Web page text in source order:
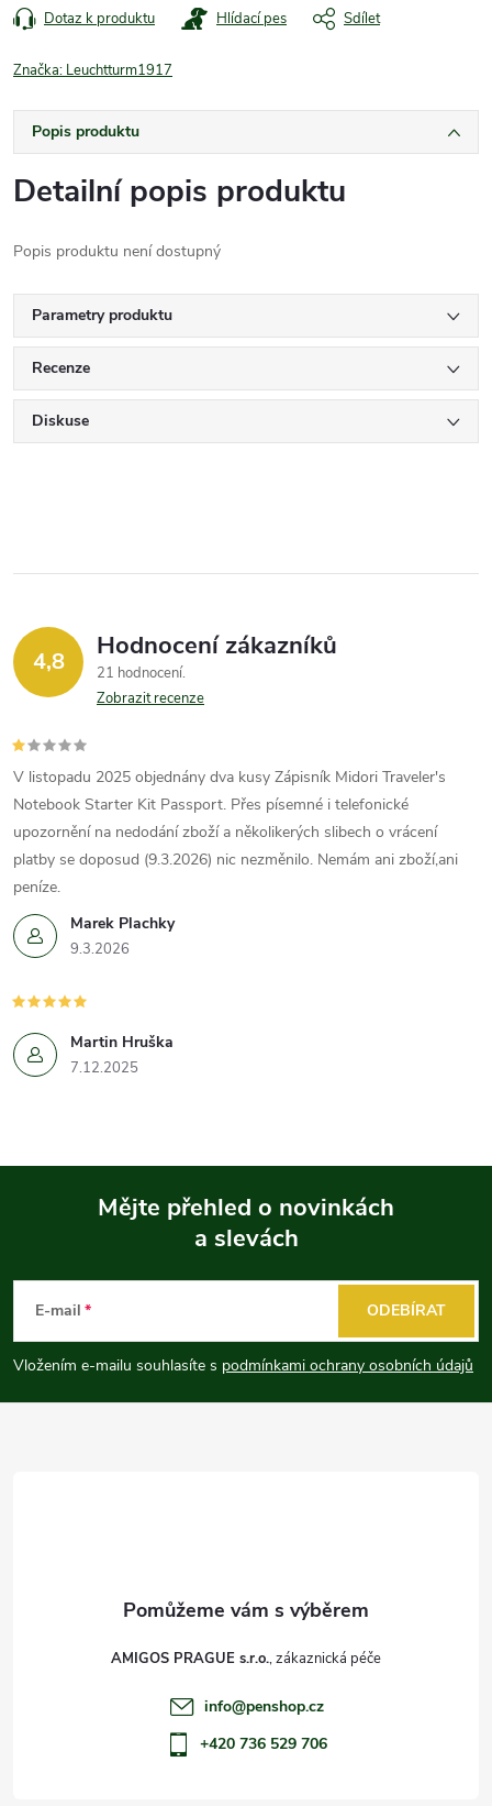
Dotaz k produktu Hlídací pes Sdílet
Značka: Leuchtturm1917
Popis produktu
Detailní popis produktu
Popis produktu není dostupný
Parametry produktu
Recenze
Diskuse
4,8 Hodnocení zákazníků
21 hodnocení
Zobrazit recenze
Marek Plachky
9.3.2026
V listopadu 2025 objednány dva kusy Zápisník Midori Traveler's
Notebook Starter Kit Passport. Přes písemné i telefonické
upozornění na nedodání zboží a několikerých slibech o vrácení
platby se doposud (9.3.2026) nic nezměnilo. Nemám ani zboží,ani
peníze.
Martin Hruška
7.12.2025
p
a
Mějte přehled o novinkách
a slevách
E-mail
Vložením e-mailu souhlasíte s podmínkami ochrany osobních údajů
ODEBÍRAT
AMIGOS PRAGUE s.r.o.
info@penshop.cz
+420 736 529 706